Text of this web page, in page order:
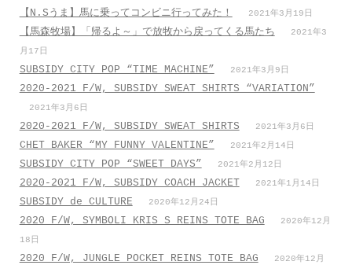
【N.Sうま】馬に乗ってコンビニ行ってみた！ 2021年3月19日
【馬森牧場】「帰るよ～」で放牧から戻ってくる馬たち
2021年3
月17日
SUBSIDY CITY POP “TIME MACHINE” 2021年3月9日
2020-2021 F/W, SUBSIDY SWEAT SHIRTS “VARIATION”
2021年3月6日
2020-2021 F/W, SUBSIDY SWEAT SHIRTS 2021年3月6日
CHET BAKER “MY FUNNY VALENTINE” 2021年2月14日
SUBSIDY CITY POP “SWEET DAYS” 2021年2月12日
2020-2021 F/W, SUBSIDY COACH JACKET 2021年1月14日
SUBSIDY de CULTURE 2020年12月24日
2020 F/W, SYMBOLI KRIS S REINS TOTE BAG
2020年12月
18日
2020 F/W, JUNGLE POCKET REINS TOTE BAG
2020年12月